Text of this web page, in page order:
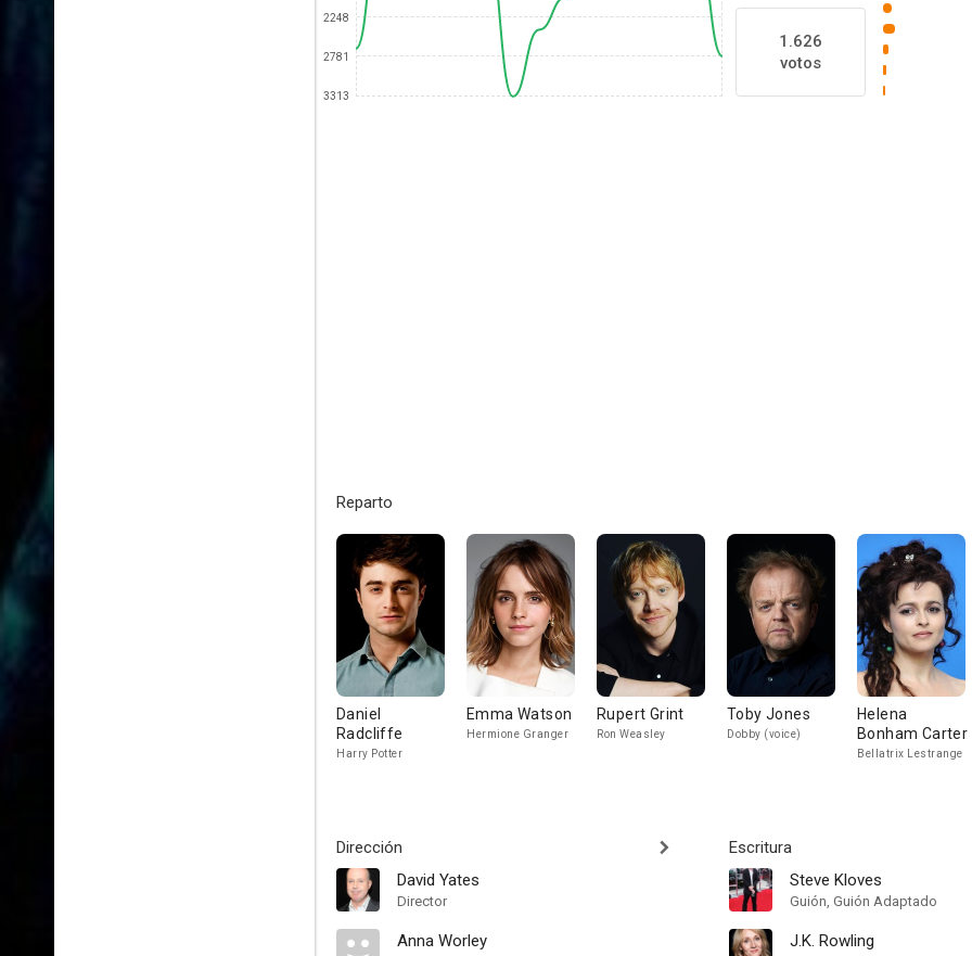
2248
2781
3313
1.626
votos
Reparto
Daniel
Radcliffe
Harry Potter
Emma Watson
Hermione Granger
Rupert Grint
Ron Weasley
Toby Jones
Dobby (voice)
Helena
Bonham Carter
Bellatrix Lestrange
Dirección
David Yates
Director
Anna Worley
Escritura
Steve Kloves
Guión, Guión Adaptado
J.K. Rowling